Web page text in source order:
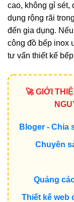
cao, không gỉ
dụng rộng rãi
đến gia dụng.
công đồ bếp inox
tư vấn thiết kế
🚀 GIỚI
Bloger - Chia
Chuyên
Quảng
Thiết kế web